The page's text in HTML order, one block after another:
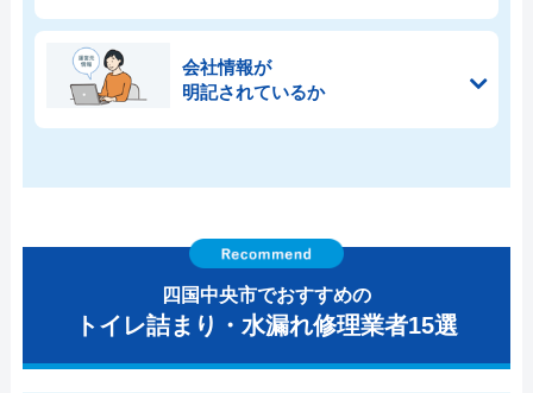
会社情報が
明記されているか
四国中央市でおすすめの
トイレ詰まり・水漏れ修理業者15選